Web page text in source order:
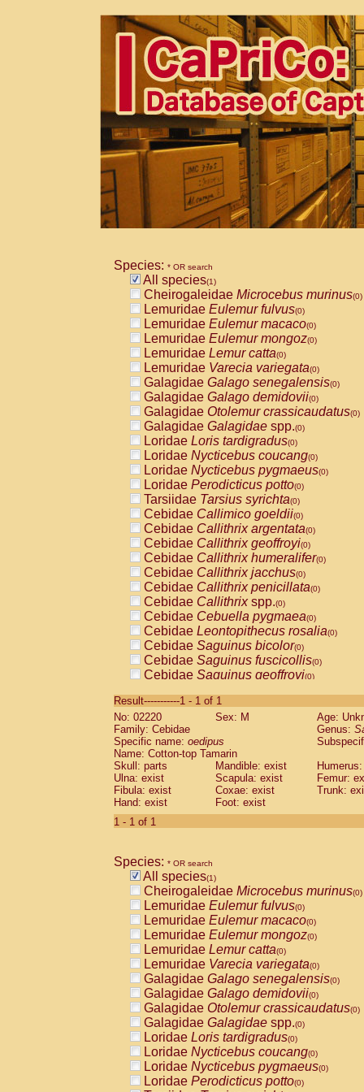
Species: * OR search
All species(1)
Cheirogaleidae Microcebus murinus(0)
Lemuridae Eulemur fulvus(0)
Lemuridae Eulemur macaco(0)
Lemuridae Eulemur mongoz(0)
Lemuridae Lemur catta(0)
Lemuridae Varecia variegata(0)
Galagidae Galago senegalensis(0)
Galagidae Galago demidovii(0)
Galagidae Otolemur crassicaudatus(0)
Galagidae Galagidae spp.(0)
Loridae Loris tardigradus(0)
Loridae Nycticebus coucang(0)
Loridae Nycticebus pygmaeus(0)
Loridae Perodicticus potto(0)
Tarsiidae Tarsius syrichta(0)
Cebidae Callimico goeldii(0)
Cebidae Callithrix argentata(0)
Cebidae Callithrix geoffroyi(0)
Cebidae Callithrix humeralifer(0)
Cebidae Callithrix jacchus(0)
Cebidae Callithrix penicillata(0)
Cebidae Callithrixspp.(0)
Cebidae Cebuella pygmaea(0)
Cebidae Leontopithecus rosalia(0)
Cebidae Saguinus bicolor(0)
Cebidae Saguinus fuscicollis(0)
Cebidae Saguinus geoffroyi(0)
CebidaeSaguinus labiatus(0)
Cebidae Saguinus leucopus (0)
Cebidae
CebidaeSaguinus mystax
Cebidae Saguinus nigricollis (0)
Cebidae Saguinus oedipus
Cebidae Saguinus weddelli
Cebidae Saguinusspp.
Cebidae
CebidaeCebus capucinus
CebidaeCebus nigrivittatus
CebidaeCebus spp.(0)
CebidaeSaimiri boliviensis(0)
CebidaeSaimiri sciureus(0)
AtelidaeAlouatta caraya(0)
AtelidaeAlouatta fusca(0)
AtelidaeAlouatta seniculus(0)
AtelidaeAlouattaspp.(0)
AtelidaeAteles belzebuth(0)
AtelidaeAteles geoffroyi(0)
AtelidaeAteles paniscus(0)
AtelidaeAtelesspp.(0)
AtelidaeLagothrix lagothricha(0)
AtelidaeLagothrix lagothricha cana
PitheciidaeCacajao calvus
Result-----------1 - 1 of 1
No: 02220
Sex: M
Age:
Family: Cebidae
Genus:
Specific name: oedipus
Name: Cotton-top Tamarin
Skull: parts
Mandible: exist
Ulna: exist
Scapula: exist
Femur:
Fibula: exist
Coxae: exist
Trunk:
Hand: exist
Foot: exist
1 - 1 of 1
Species: * OR search
All species(1)
Cheirogaleidae Microcebus murinus(0)
Lemuridae Eulemur fulvus(0)
Lemuridae Eulemur macaco(0)
Lemuridae Eulemur mongoz(0)
Lemuridae Lemur catta(0)
Lemuridae Varecia variegata(0)
Galagidae Galago senegalensis(0)
Galagidae Galago demidovii(0)
Galagidae Otolemur crassicaudatus(0)
Galagidae Galagidae spp.(0)
Loridae Loris tardigradus(0)
Loridae Nycticebus coucang(0)
Loridae Nycticebus pygmaeus(0)
Loridae Perodicticus potto(0)